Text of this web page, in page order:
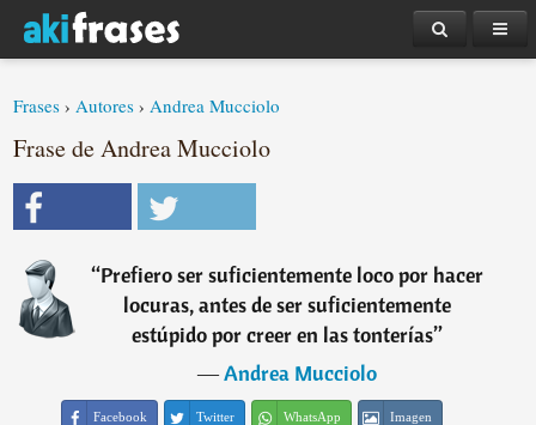
Frases ›Autores ›Andrea Mucciolo
Frase de Andrea Mucciolo
“Prefiero ser suficientemente loco por hacer
locuras, antes de ser suficientemente
estúpido por creer en las tonterías”
―Andrea Mucciolo
Facebook Twitter WhatsApp Imagen